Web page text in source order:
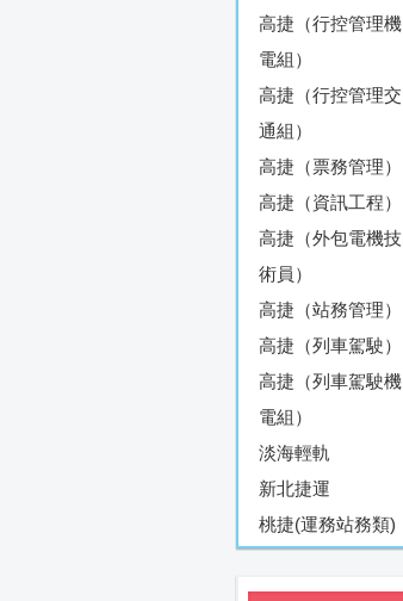
高捷（行控管理機
電組）
高捷（行控管理交
通組）
高捷（票務管理）
高捷（資訊工程）
高捷（外包電機技
術員）
高捷（站務管理）
高捷（列車駕駛）
高捷（列車駕駛機
電組）
淡海輕軌
新北捷運
桃捷(運務站務類)